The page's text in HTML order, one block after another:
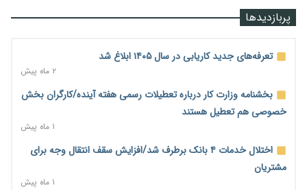
رشد ۷۵ هزار میلیاردی بازار خرید اعتباری؛ فین‌تک‌ها وارد میدان
آغاز اجرای پایلوت «ردا کارت» برای دانشجویان تحصیلات تکمیلی
۱ روز پیش
محدودیت تازه برای شبکه بانکی؛ افزایش سپرده قانونی با هدف
کنترل تورم
۱ روز پیش
پربازدیدها
تعرفه‌های جدید کاریابی در سال ۱۴۰۵ ابلاغ شد
۲ ماه پیش
بخشنامه وزارت کار درباره تعطیلات رسمی هفته آینده/کارگران بخش
خصوصی هم تعطیل هستند
۱ ماه پیش
اختلال خدمات ۴ بانک برطرف شد/افزایش سقف انتقال وجه برای
مشتریان
۱ ماه پیش